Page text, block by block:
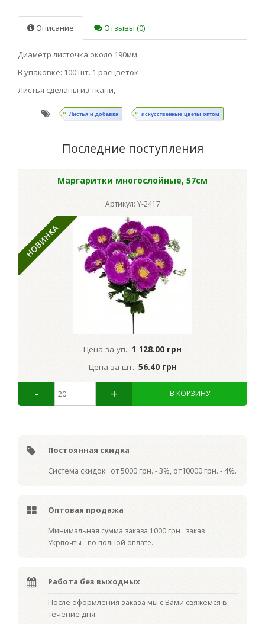
Описание Отзывы (0)
Диаметр листочка около 190мм.
В упаковке: 100 шт. 1 расцветок
Листья сделаны из ткани,
Листья и добавка искусственные цветы оптом
Последние поступления
Маргаритки многослойные, 57см
Артикул: Y-2417
Цена за уп.: 1 128.00 грн
Цена за шт.: 56.40 грн
Постоянная скидка
Система скидок: от 5000 грн. - 3%, от10000 грн. - 4%.
Оптовая продажа
Минимальная сумма заказа 1000 грн . заказ
Укрпочты - по полной оплате.
Работа без выходных
После оформления заказа мы с Вами свяжемся в
течение дня.